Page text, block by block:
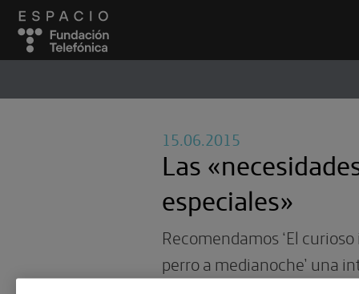
15.06.2015
Las
especiales»
Recomendamos ‘El
perro a medianoche’ una